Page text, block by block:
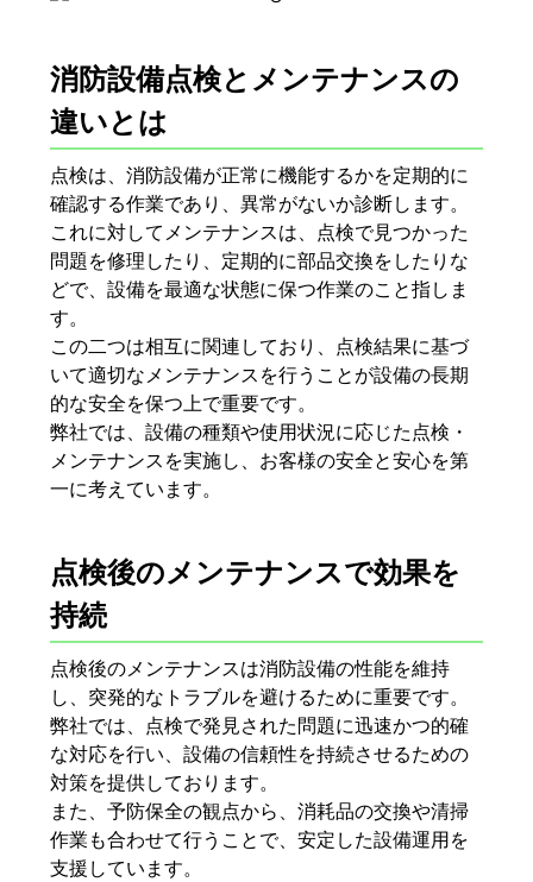
消防設備点検とメンテナンスの
違いとは
点検は、消防設備が正常に機能するかを定期的に
確認する作業であり、異常がないか診断します。
これに対してメンテナンスは、点検で見つかった
問題を修理したり、定期的に部品交換をしたりな
どで、設備を最適な状態に保つ作業のこと指しま
す。
この二つは相互に関連しており、点検結果に基づ
いて適切なメンテナンスを行うことが設備の長期
的な安全を保つ上で重要です。
弊社では、設備の種類や使用状況に応じた点検・
メンテナンスを実施し、お客様の安全と安心を第
一に考えています。
点検後のメンテナンスで効果を
持続
点検後のメンテナンスは消防設備の性能を維持
し、突発的なトラブルを避けるために重要です。
弊社では、点検で発見された問題に迅速かつ的確
な対応を行い、設備の信頼性を持続させるための
対策を提供しております。
また、予防保全の観点から、消耗品の交換や清掃
作業も合わせて行うことで、安定した設備運用を
支援しています。